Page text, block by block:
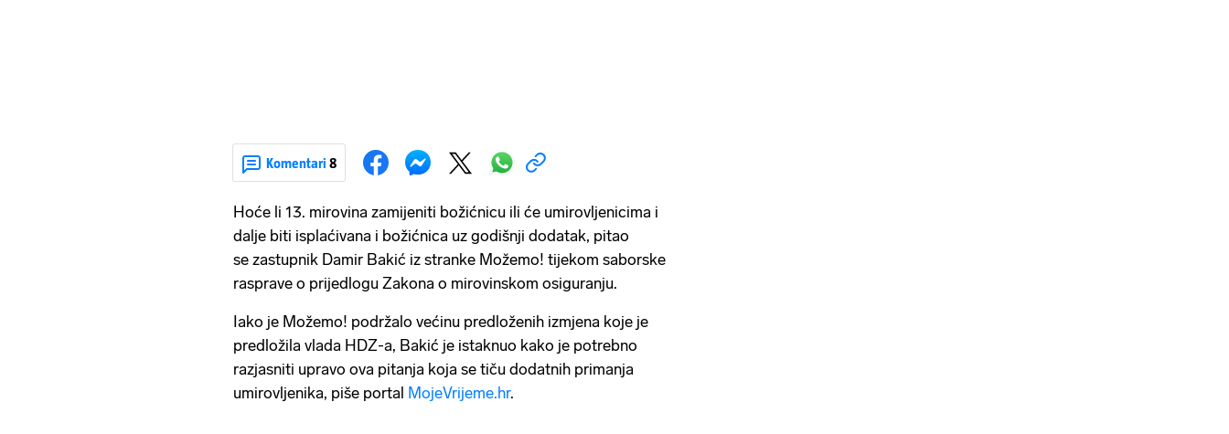
Komentari 8
Hoće li 13. mirovina zamijeniti božićnicu ili će umirovljenicima i
dalje biti isplaćivana i božićnica uz godišnji dodatak, pitao
se zastupnik Damir Bakić iz stranke Možemo! tijekom saborske
rasprave o prijedlogu Zakona o mirovinskom osiguranju.
Iako je Možemo! podržalo većinu predloženih izmjena koje je
predložila vlada HDZ-a, Bakić je istaknuo kako je potrebno
razjasniti upravo ova pitanja koja se tiču dodatnih primanja
umirovljenika, piše portal MojeVrijeme.hr.